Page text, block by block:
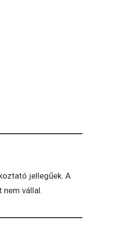
jellegűek. A
vállal.